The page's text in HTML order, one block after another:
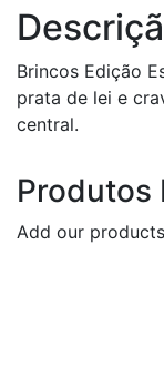
Brincos Edição
prata de lei e
central.
Produtos
Add our